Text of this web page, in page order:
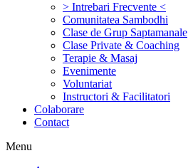
> Intrebari Frecvente <
Comunitatea Sambodhi
Clase de Grup Saptamanale
Clase Private & Coaching
Terapie & Masaj
‎Evenimente
Voluntariat
‏‏‎Instructori & Facilitatori
Colaborare
Contact
Menu